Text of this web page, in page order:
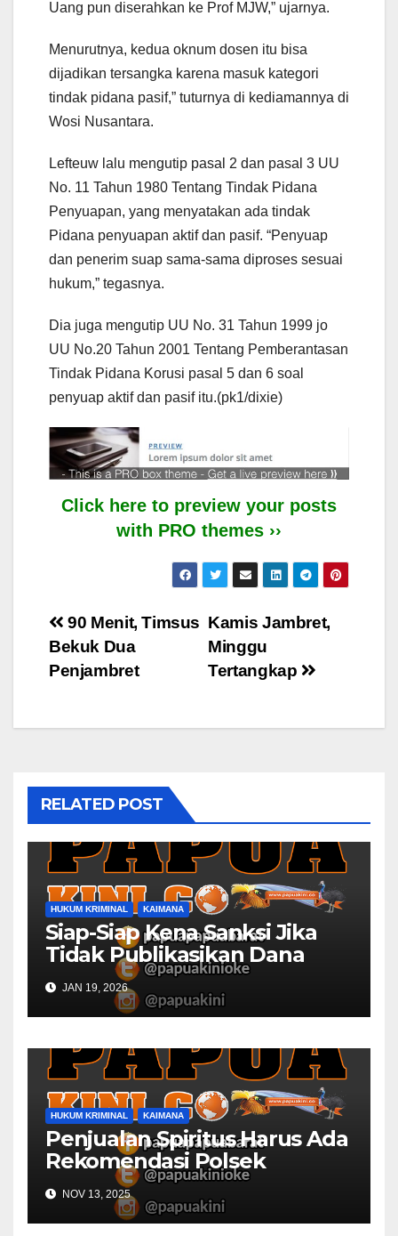
Uang pun diserahkan ke Prof MJW,” ujarnya.
Menurutnya, kedua oknum dosen itu bisa
dijadikan tersangka karena masuk kategori
tindak pidana pasif,” tuturnya di kediamannya di
Wosi Nusantara.
Lefteuw lalu mengutip pasal 2 dan pasal 3 UU
No. 11 Tahun 1980 Tentang Tindak Pidana
Penyuapan, yang menyatakan ada tindak
Pidana penyuapan aktif dan pasif. “Penyuap
dan penerim suap sama-sama diproses sesuai
hukum,” tegasnya.
Dia juga mengutip UU No. 31 Tahun 1999 jo
UU No.20 Tahun 2001 Tentang Pemberantasan
Tindak Pidana Korusi pasal 5 dan 6 soal
penyuap aktif dan pasif itu.(pk1/dixie)
Click here to preview your posts
with PRO themes ››
Post
navigation
Kamis Jambret,
Minggu
Tertangkap
90 Menit, Timsus
Bekuk Dua
Penjambret
RELATED POST
HUKUM KRIMINAL KAIMANA
Siap-Siap Kena Sanksi Jika
Tidak Publikasikan Dana
Desa
JAN 19, 2026
HUKUM KRIMINAL KAIMANA
Penjualan Spiritus Harus Ada
Rekomendasi Polsek
Kaimana
NOV 13, 2025